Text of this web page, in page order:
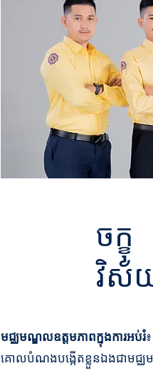
ចក្ខុ
វិស័
មជ្ឈមណ្ឌលឧត្តមភាពក្នុងការអប់រំ
គោលបំណងបង្កើតខ្លួនឯងជាម